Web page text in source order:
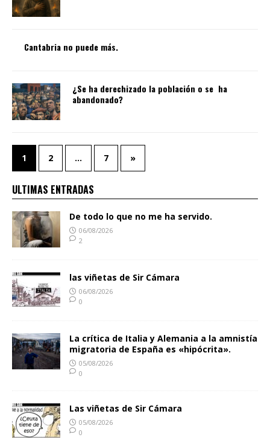
Cantabria no puede más.
¿Se ha derechizado la población o se ha
abandonado?
1 2 … 7 »
ULTIMAS ENTRADAS
De todo lo que no me ha servido.
06/08/2026
2
las viñetas de Sir Cámara
06/08/2026
0
La crítica de Italia y Alemania a la amnistía
migratoria de España es «hipócrita».
05/08/2026
0
Las viñetas de Sir Cámara
05/08/2026
0